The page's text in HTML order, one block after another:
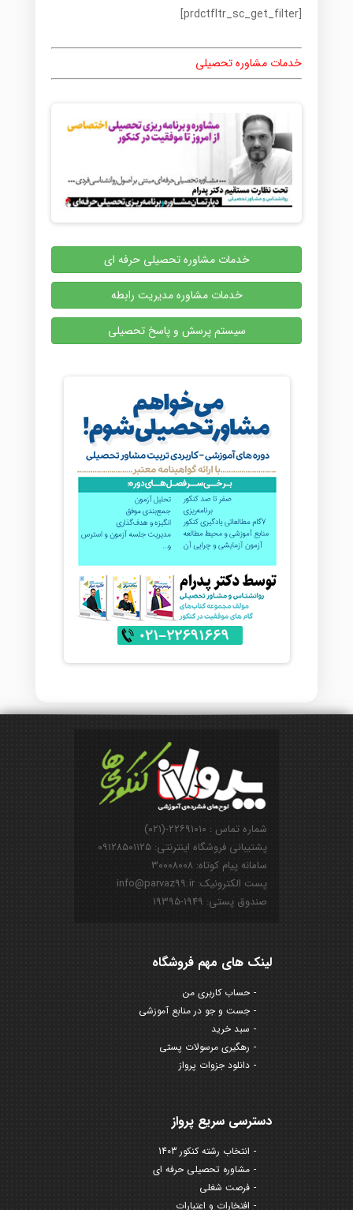
[prdctfltr_sc_get_filter]
خدمات مشاوره تحصیلی
خدمات مشاوره تحصیلی حرفه ای
خدمات مشاوره مدیریت رابطه
سیستم پرسش و پاسخ تحصیلی
شماره تماس : ۲۲۶۹۱۰۱۰-(۰۲۱)
پشتیبانی فروشگاه اینترنتی: ۰۹۱۲۸۵۰۱۱۲۵
سامانه پیام کوتاه: ۳۰۰۰۸۰۰۸
پست الکترونیک: info@parvaz99.ir
صندوق پستی: ۱۹۴۹-۱۹۳۹۵
لینک های مهم فروشگاه
حساب کاربری من
جست و جو در منابع آموزشی
سبد خرید
رهگیری مرسولات پستی
دانلود جزوات پرواز
دسترسی سریع پرواز
انتخاب رشته کنکور 1403
مشاوره تحصیلی حرفه ای
فرصت شغلی
افتخارات و اعتبارات